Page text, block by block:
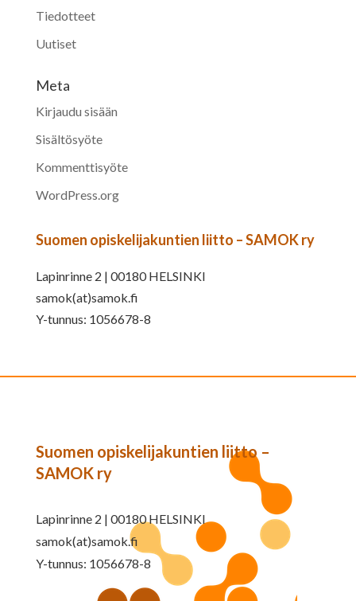
Tiedotteet
Uutiset
Meta
Kirjaudu sisään
Sisältösyöte
Kommenttisyöte
WordPress.org
Suomen opiskelijakuntien liitto – SAMOK ry
Lapinrinne 2 | 00180 HELSINKI
samok(at)samok.fi
Y-tunnus: 1056678-8
Suomen opiskelijakuntien liitto –
SAMOK ry
Lapinrinne 2 | 00180 HELSINKI
samok(at)samok.fi
Y-tunnus: 1056678-8